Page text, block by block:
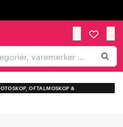
OTOSKOP, OFTALMOSKOP &